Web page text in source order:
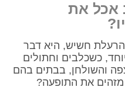
אכל את
חשיש, היא דבר
כשכלבים וחתולים
והשולחן, בבתים בהם
את התופעה?